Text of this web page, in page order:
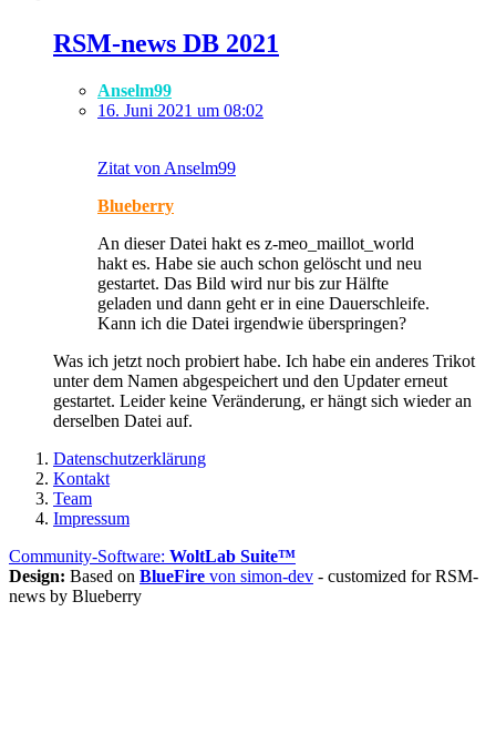
​RSM-news DB 2021
Anselm99
16. Juni 2021 um 08:02
Zitat von Anselm99
Blueberry
An dieser Datei hakt es z-meo_maillot_world
hakt es. Habe sie auch schon gelöscht und neu
gestartet. Das Bild wird nur bis zur Hälfte
geladen und dann geht er in eine Dauerschleife.
Kann ich die Datei irgendwie überspringen?
Was ich jetzt noch probiert habe. Ich habe ein anderes Trikot
unter dem Namen abgespeichert und den Updater erneut
gestartet. Leider keine Veränderung, er hängt sich wieder an
derselben Datei auf.
Datenschutzerklärung
Kontakt
Team
Impressum
Community-Software: WoltLab Suite™
Design: Based on BlueFire von simon-dev - customized for RSM-
news by Blueberry